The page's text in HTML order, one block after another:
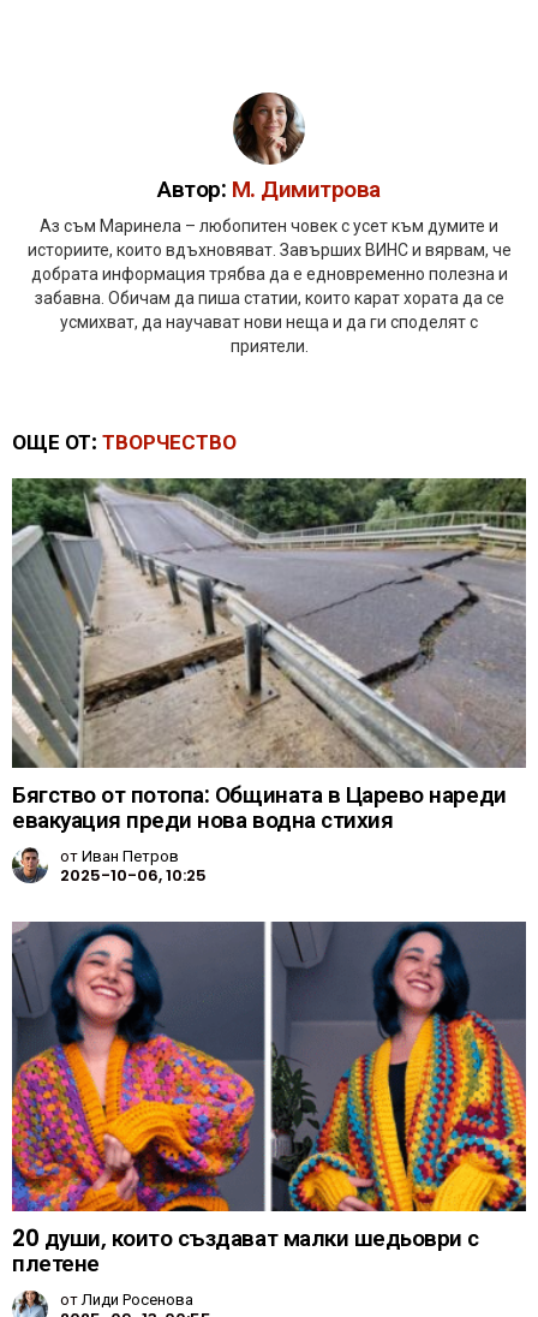
Автор: М. Димитрова
Аз съм Маринела – любопитен човек с усет към думите и
историите, които вдъхновяват. Завърших ВИНС и вярвам, че
добрата информация трябва да е едновременно полезна и
забавна. Обичам да пиша статии, които карат хората да се
усмихват, да научават нови неща и да ги споделят с
приятели.
ОЩЕ ОТ: ТВОРЧЕСТВО
Бягство от потопа: Общината в Царево нареди
евакуация преди нова водна стихия
отИван Петров
2025-10-06, 10:25
20 души, които създават малки шедьоври с
плетене
отЛиди Росенова